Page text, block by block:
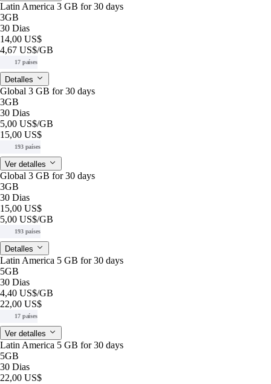
Latin America 3 GB for 30 days
3GB
30 Dias
14,00 US$
4,67 US$/GB
17 países
Detalles
Global 3 GB for 30 days
3GB
30 Dias
5,00 US$/GB
15,00 US$
193 países
Ver detalles
Global 3 GB for 30 days
3GB
30 Dias
15,00 US$
5,00 US$/GB
193 países
Detalles
Latin America 5 GB for 30 days
5GB
30 Dias
4,40 US$/GB
22,00 US$
17 países
Ver detalles
Latin America 5 GB for 30 days
5GB
30 Dias
22,00 US$